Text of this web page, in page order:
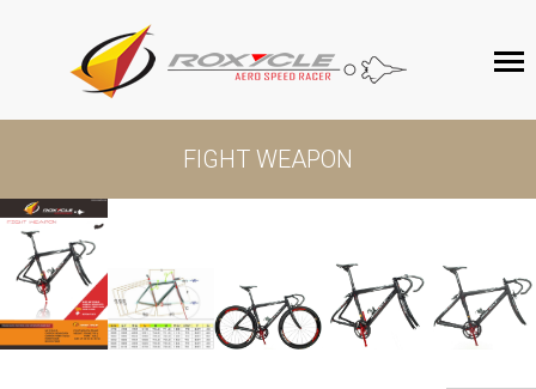
ROXYCLE
產品介紹
FIGHT WEAPON